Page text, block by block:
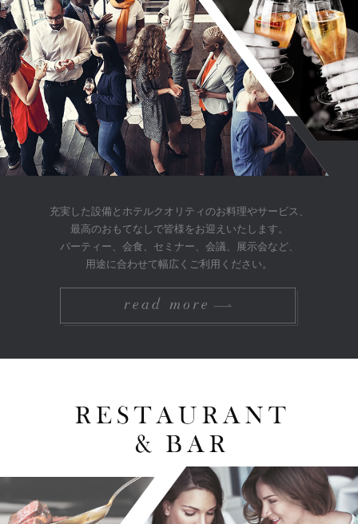
充実した設備とホテルクオリティのお料理やサービス、
最高のおもてなしで皆様をお迎えいたします。
パーティー、会食、セミナー、会議、展示会など、
用途に合わせて幅広くご利用ください。